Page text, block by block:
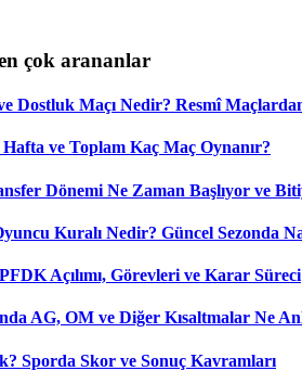
çok arananlar
Dostluk Maçı Nedir? Resmî
ve Toplam Kaç Maç Oynanır?
Dönemi Ne Zaman Başlıyor ve
Kuralı Nedir? Güncel Sezonda
Açılımı, Görevleri ve Karar Süreci
AG, OM ve Diğer Kısaltmalar Ne
Sporda Skor ve Sonuç Kavramları